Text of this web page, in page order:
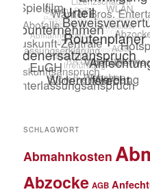
SCHLAGWORT
Abmahnkosten
Abzocke AGB